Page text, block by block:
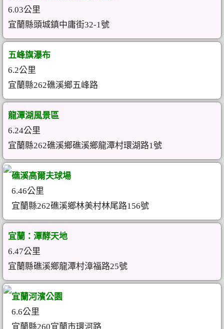
6.03公里
宜蘭縣頭城鎮中庸街32-1號
五峰旗瀑布
6.2公里
宜蘭縣262礁溪鄉五峰路
龍潭湖風景區
6.24公里
宜蘭縣262礁溪鄉礁溪鄉龍潭村環湖路1號
礁溪高爾夫球場
6.46公里
宜蘭縣262礁溪鄉林美村林尾路156號
宜蘭：潭酵天地
6.47公里
宜蘭縣礁溪鄉龍潭村漳福路25號
宜蘭河濱公園
6.6公里
宜蘭縣260宜蘭市環河路